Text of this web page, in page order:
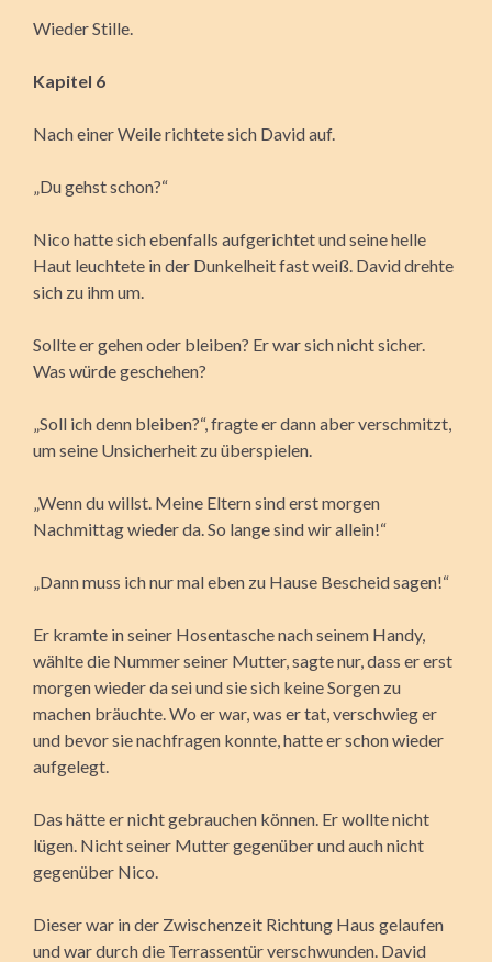
Wieder Stille.
Kapitel 6
Nach einer Weile richtete sich David auf.
„Du gehst schon?“
Nico hatte sich ebenfalls aufgerichtet und seine helle
Haut leuchtete in der Dunkelheit fast weiß. David drehte
sich zu ihm um.
Sollte er gehen oder bleiben? Er war sich nicht sicher.
Was würde geschehen?
„Soll ich denn bleiben?“, fragte er dann aber verschmitzt,
um seine Unsicherheit zu überspielen.
„Wenn du willst. Meine Eltern sind erst morgen
Nachmittag wieder da. So lange sind wir allein!“
„Dann muss ich nur mal eben zu Hause Bescheid sagen!“
Er kramte in seiner Hosentasche nach seinem Handy,
wählte die Nummer seiner Mutter, sagte nur, dass er erst
morgen wieder da sei und sie sich keine Sorgen zu
machen bräuchte. Wo er war, was er tat, verschwieg er
und bevor sie nachfragen konnte, hatte er schon wieder
aufgelegt.
Das hätte er nicht gebrauchen können. Er wollte nicht
lügen. Nicht seiner Mutter gegenüber und auch nicht
gegenüber Nico.
Dieser war in der Zwischenzeit Richtung Haus gelaufen
und war durch die Terrassentür verschwunden. David